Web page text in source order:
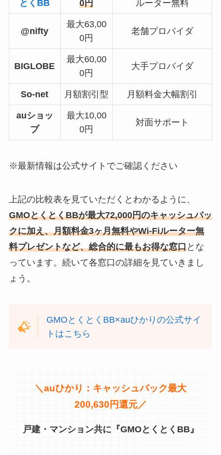
とくBB 0円 ルーター無料
@nifty
最大63,00
0円
老舗プロバイダ
BIGLOBE
最大60,00
0円
大手プロバイダ
So-net 月額割引型 月額料金大幅割引
auショッ
プ
最大10,00
0円
対面サポート
※最新情報は公式サイトでご確認ください
上記の比較表を見ていただくとわかるように、
GMOとくとくBBが最大72,000円のキャッシュバッ
クに加え、月額料金3ヶ月無料やWi-Fiルーター無
料プレゼントなど、総合的に最もお得な窓口とな
っています。続いて各窓口の詳細を見ていきまし
ょう。
GMOとくとくBB×auひかりの公式サイ
トはこちら
＼auひかり：キャッシュバック最大
200,630円還元／
戸建・マンション共に『GMOとくとくBB』